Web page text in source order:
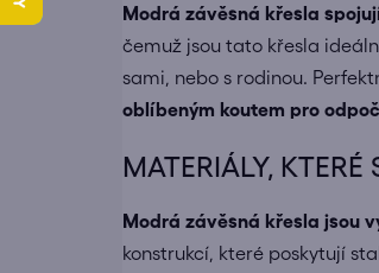
Modrá závěsná křesla
čemuž jsou tato křesla
sami, nebo s rodinou.
oblíbeným koutem pro
MATERIÁLY,
Modrá závěsná křesla jsou
konstrukcí, které poskytují